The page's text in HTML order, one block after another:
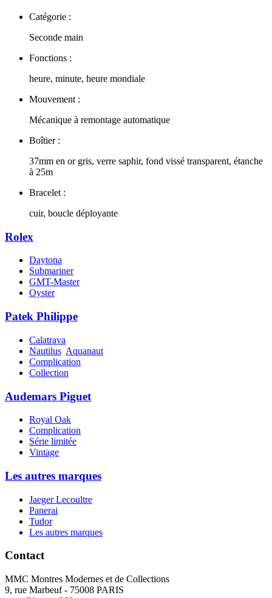
Catégorie :
Seconde main
Fonctions :
heure, minute, heure mondiale
Mouvement :
Mécanique à remontage automatique
Boîtier :
37mm en or gris, verre saphir, fond vissé transparent, étanche
à 25m
Bracelet :
cuir, boucle déployante
Rolex
Daytona
Submariner
GMT-Master
Oyster
Patek Philippe
Calatrava
Nautilus Aquanaut
Complication
Collection
Audemars Piguet
Royal Oak
Complication
Série limitée
Vintage
Les autres marques
Jaeger Lecoultre
Panerai
Tudor
Les autres marques
Contact
MMC Montres Modernes et de Collections
9, rue Marbeuf - 75008 PARIS